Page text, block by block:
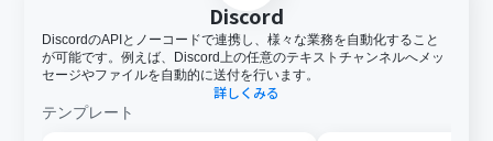
Discord
DiscordのAPIとノーコードで連携し、様々な業務を自動化すること
が可能です。例えば、Discord上の任意のテキストチャンネルへメッ
セージやファイルを自動的に送付を行います。
詳しくみる
テンプレート